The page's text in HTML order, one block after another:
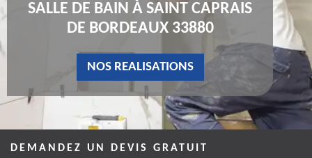
SALLE DE BAIN À SAINT CAPRAIS
DE BORDEAUX 33880
NOS REALISATIONS
DEMANDEZ UN DEVIS GRATUIT